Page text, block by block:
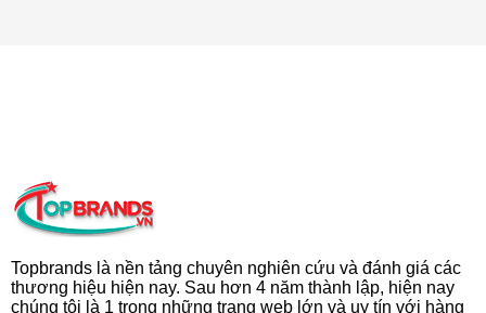
Topbrands là nền tảng chuyên nghiên cứu và đánh giá các
thương hiệu hiện nay. Sau hơn 4 năm thành lập, hiện nay
chúng tôi là 1 trong những trang web lớn và uy tín với hàng